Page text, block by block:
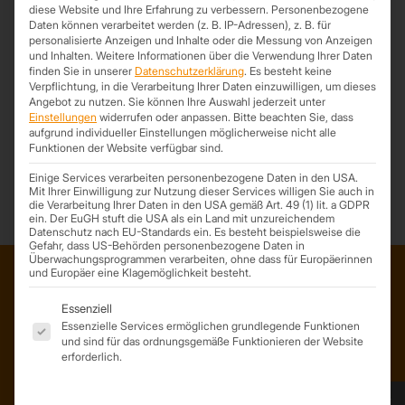
ZUM ANGEBOT
*Trapezprofile Deutschland ist ein Geschäftsbereich der On Spot
Service GmbH
ADRESSE
Trapezprofile Deutschland
ist ein Geschäftsbereich der
diese Website und Ihre Erfahrung zu verbessern. Personenbezogene
Daten können verarbeitet werden (z. B. IP-Adressen), z. B. für
personalisierte Anzeigen und Inhalte oder die Messung von Anzeigen
und Inhalten. Weitere Informationen über die Verwendung Ihrer Daten
finden Sie in unserer Datenschutzerklärung. Es besteht keine
Verpflichtung, in die Verarbeitung Ihrer Daten einzuwilligen, um dieses
Angebot zu nutzen. Sie können Ihre Auswahl jederzeit unter
Einstellungen widerrufen oder anpassen. Bitte beachten Sie, dass
aufgrund individueller Einstellungen möglicherweise nicht alle
Funktionen der Website verfügbar sind.
Einige Services verarbeiten personenbezogene Daten in den USA.
Mit Ihrer Einwilligung zur Nutzung dieser Services willigen Sie auch in
die Verarbeitung Ihrer Daten in den USA gemäß Art. 49 (1) lit. a GDPR
ein. Der EuGH stuft die USA als ein Land mit unzureichendem
Datenschutz nach EU-Standards ein. Es besteht beispielsweise die
Gefahr, dass US-Behörden personenbezogene Daten in
Überwachungsprogrammen verarbeiten, ohne dass für Europäerinnen
und Europäer eine Klagemöglichkeit besteht.
Es folgt eine Liste der Service-Gruppen, für die eine
Essenziell
Essenzielle Services ermöglichen grundlegende Funktionen
und sind für das ordnungsgemäße Funktionieren der Website
erforderlich.